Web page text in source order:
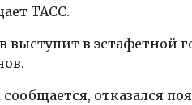
ТАСС.
выступит в
отказался